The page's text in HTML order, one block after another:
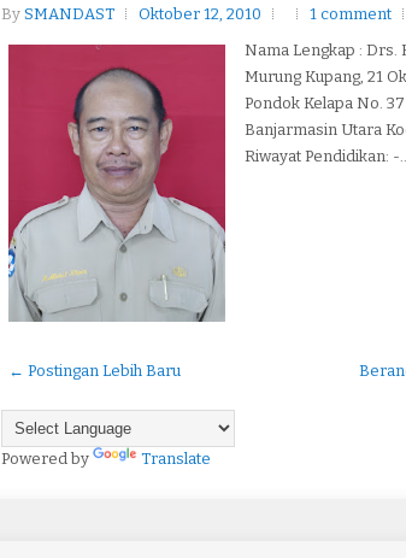
By SMANDAST Oktober 12, 2010
1 comment
Nama Lengkap : Drs.
Murung Kupang, 21
Pondok Kelapa No.
Banjarmasin Utara
Riwayat Pendidikan: -...
← Postingan Lebih Baru
Powered by Translate